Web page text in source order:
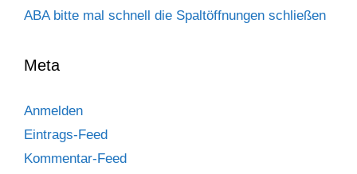
ABA bitte mal schnell die Spaltöffnungen schließen
Meta
Anmelden
Eintrags-Feed
Kommentar-Feed